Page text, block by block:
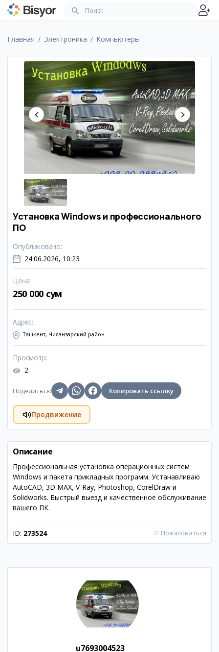
Главная Электроника Компьютеры
Установка Windows и профессионального
ПО
Опубликовано:
24.06.2026, 10:23
Цена:
250 000 сум
Адрес:
Ташкент, Чиланзарский район
Просмотр:
2
Поделиться: Копировать ссылку
Продвижение
Описание
Профессиональная установка операционных систем
Windows и пакета прикладных программ. Устанавливаю
AutoCAD, 3D MAX, V-Ray, Photoshop, CorelDraw и
Solidworks. Быстрый выезд и качественное обслуживание
вашего ПК.
ID: 273524 ⚐ Пожаловаться
u7693004523